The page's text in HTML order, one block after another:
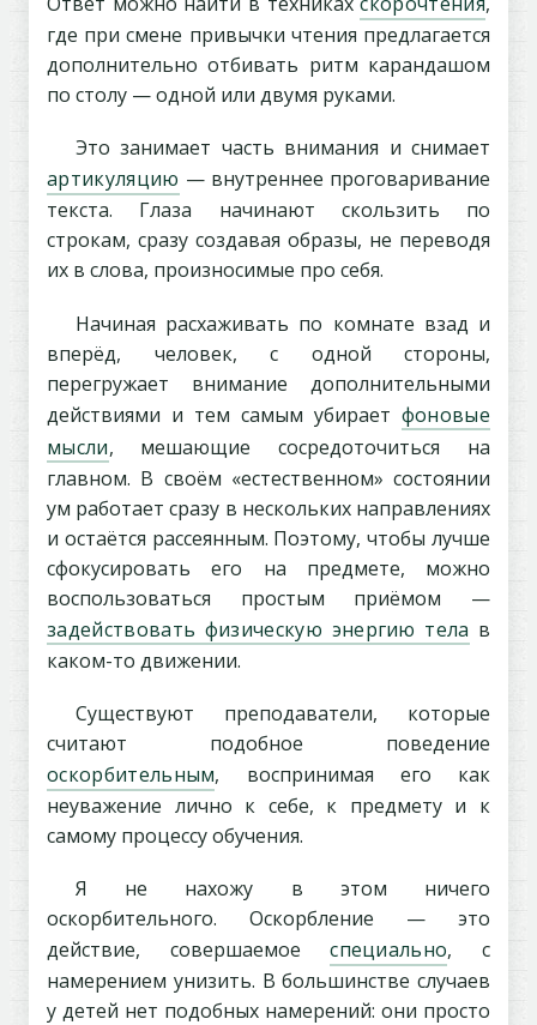
где при смене привычки чтения предлагается
дополнительно отбивать ритм карандашом
по столу — одной или двумя руками.
Это занимает часть внимания и снимает
артикуляцию — внутреннее проговаривание
текста. Глаза начинают скользить по
строкам, сразу создавая образы, не переводя
их в слова, произносимые про себя.
Начиная расхаживать по комнате взад и
вперёд, человек, с одной стороны,
перегружает внимание дополнительными
действиями и тем самым убирает фоновые
мысли, мешающие сосредоточиться на
главном. В своём «естественном» состоянии
ум работает сразу в нескольких направлениях
и остаётся рассеянным. Поэтому, чтобы лучше
сфокусировать его на предмете, можно
воспользоваться простым приёмом —
задействовать физическую энергию тела в
каком-то движении.
Существуют преподаватели, которые
считают подобное поведение
оскорбительным, воспринимая его как
неуважение лично к себе, к предмету и к
самому процессу обучения.
Я не нахожу в этом ничего
оскорбительного. Оскорбление — это
действие, совершаемоеспециально, с
намерением унизить. В большинстве случаев
у детей нет подобных намерений: они просто